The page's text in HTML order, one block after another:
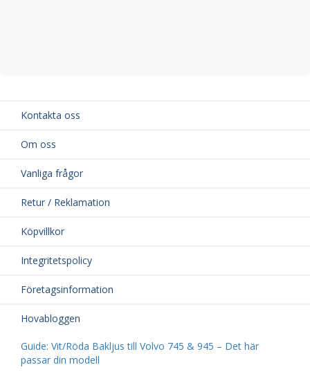
Kontakta oss
Om oss
Vanliga frågor
Retur / Reklamation
Köpvillkor
Integritetspolicy
Företagsinformation
Hovabloggen
Guide: Vit/Röda Bakljus till Volvo 745 & 945 – Det här
passar din modell